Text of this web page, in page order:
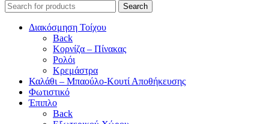
Search
Διακόσμηση Τοίχου
Back
Κορνίζα – Πίνακας
Ρολόι
Κρεμάστρα
Καλάθι – Μπαούλο-Κουτί Αποθήκευσης
Φωτιστικό
Έπιπλο
Back